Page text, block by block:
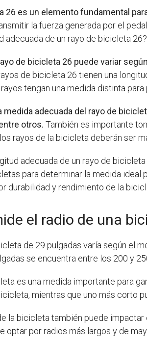
26 es un elemento fundamental
la fuerza generada por el
adecuada de un rayo de bicicleta 26?
de bicicleta 26 puede variar
de bicicleta 26 tienen una
tengan una medida distinta
medida adecuada del rayo de
otros. También es importante
rayos de la bicicleta deberán ser
adecuada de un rayo de
para determinar la medida ideal
durabilidad y rendimiento de la
el radio de una
de 29 pulgadas varía según el
se encuentra entre los 200 y
es una medida importante para
mientras que uno más corto
la bicicleta también puede
optar por radios más largos y de